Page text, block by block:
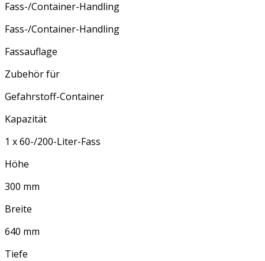
Fass-/Container-Handling
Fass-/Container-Handling
Fassauflage
Zubehör für
Gefahrstoff-Container
Kapazität
1 x 60-/200-Liter-Fass
Höhe
300 mm
Breite
640 mm
Tiefe